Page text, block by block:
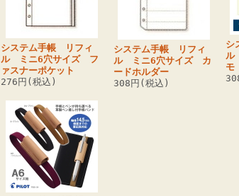
システム手帳 リフィ
ル ミニ6穴サイズ フ
ァスナーポケット
276円(税込)
システム手帳 リフィ
ル ミニ6穴サイズ カ
ードホルダー
308円(税込)
シ
ル
モ